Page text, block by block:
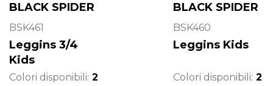
BLACK SPIDER
BSK461
Leggins 3/4
Kids
Colori disponibili: 2
BLACK SPIDER
BSK460
Leggins Kids
Colori disponibili: 2